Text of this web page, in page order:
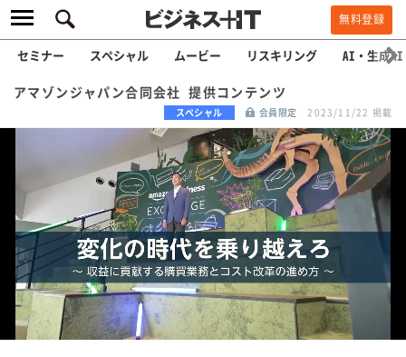
無料登録
セミナー スペシャル ムービー リスキリング AI・生成AI
アマゾンジャパン合同会社 提供コンテンツ
スペシャル 会員限定 2023/11/22 掲載
m
u
/
L
o
a
d
e